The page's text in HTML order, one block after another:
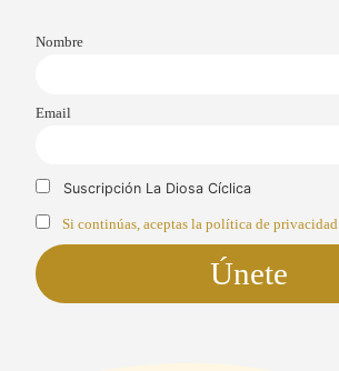
Nombre
Email
Suscripción La Diosa Cíclica
Si continúas, aceptas la política de privacidad